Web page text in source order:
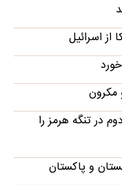
اسرائیل
مکرون
در تنگه هرمز را
و پاکستان